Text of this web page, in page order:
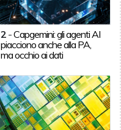
2 -Capgemini: gli agenti AI
piacciono anche alla PA,
ma occhio ai dati